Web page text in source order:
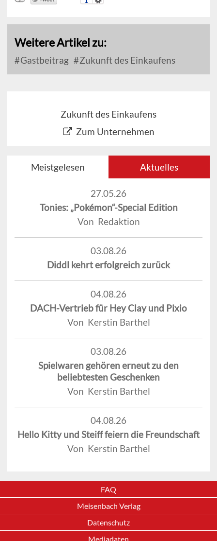
Weitere Artikel zu:
Gastbeitrag Zukunft des Einkaufens
Zukunft des Einkaufens
Zum Unternehmen
Meistgelesen Aktuelles
27.05.26
Tonies: „Pokémon“-Special Edition
Von Redaktion
03.08.26
Diddl kehrt erfolgreich zurück
04.08.26
DACH-Vertrieb für Hey Clay und Pixio
Von Kerstin Barthel
03.08.26
Spielwaren gehören erneut zu den
beliebtesten Geschenken
Von Kerstin Barthel
04.08.26
Hello Kitty und Steiff feiern die Freundschaft
Von Kerstin Barthel
FAQ
Meisenbach Verlag
Datenschutz
Mediadaten